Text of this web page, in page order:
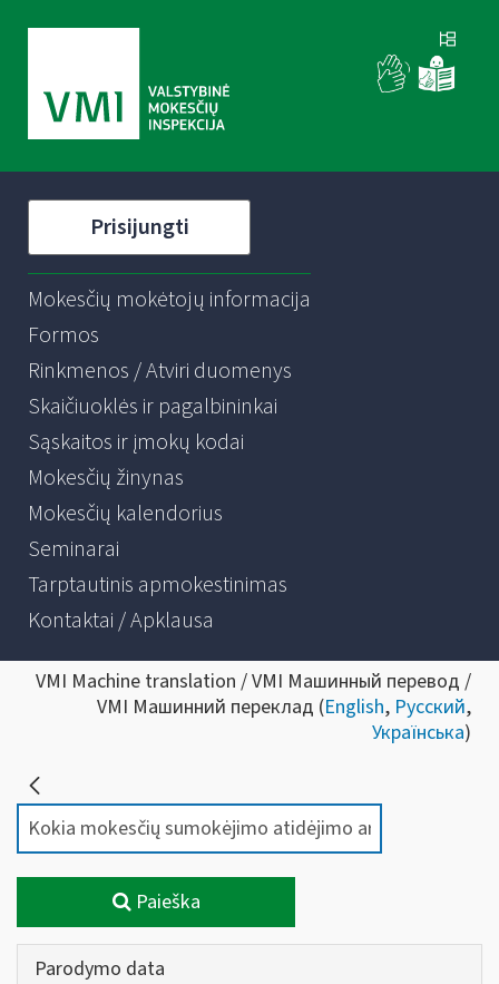
Prisijungti
Mokesčių mokėtojų informacija
Formos
Rinkmenos / Atviri duomenys
Skaičiuoklės ir pagalbininkai
Sąskaitos ir įmokų kodai
Mokesčių žinynas
Mokesčių kalendorius
Seminarai
Tarptautinis apmokestinimas
Kontaktai / Apklausa
VMI Machine translation / VMI Машинный перевод /
VMI Машинний переклад (English, Русский,
Українська)
Paieška
Parodymo data